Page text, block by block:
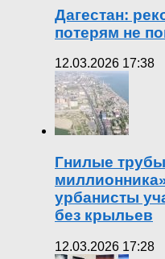
Дагестан:
потерям не
12.03.2026 17:38
Гнилые
урбанисты
без крыльев
12.03.2026 17:28